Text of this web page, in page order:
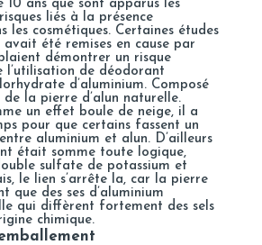
ans que sont apparus les
liés à la présence
les cosmétiques. Certaines études
été remises en cause par
démontrer un risque
l’utilisation de déodorant
d’aluminium. Composé
de la pierre d’alun naturelle.
un effet boule de neige, il a
pour que certains fassent un
aluminium et alun. D’ailleurs
était somme toute logique,
sulfate de potassium et
le lien s’arrête la, car la pierre
que des ses d’aluminium
qui diffèrent fortement des sels
chimique.